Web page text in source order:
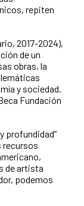
repiten
2017-2024),
de un
obras, la
y sociedad.
Fundación
profundidad”
recursos
de artista
podemos